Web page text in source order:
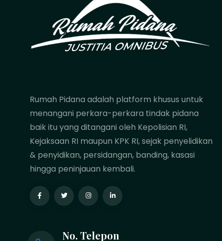
Rumah Pidana adalah platform khusus untuk
menangani perkara-perkara tindak pidana
baik itu yang ditangani oleh Kepolisian RI,
Kejaksaan RI maupun KPK RI, sejak penyelidikan
& penyidikan, persidangan, banding, kasasi
hingga peninjauan kembali.
No. Telepon